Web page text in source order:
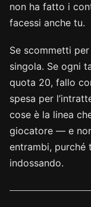
non ha fatto i
facessi anche tu.
Se scommetti
singola. Se ogni
quota 20, fallo
spesa per
cose è la linea
giocatore — e non
entrambi, purché
indossando.